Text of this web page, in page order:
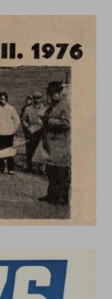
Vašem
nebo
zařízení.
zavření
z
na